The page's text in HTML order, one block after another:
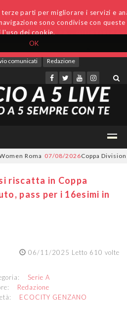
OK
parti per migliorare i servizi e
sono condivise con
dei cookie.
comunicati Redazione
Roma 07/08/2026Coppa Divisione,
riscatta in Coppa
pass per i 16esimi in
06/11/2025 Letto 610 volte
Serie A
Redazione
ECOCITY GENZANO